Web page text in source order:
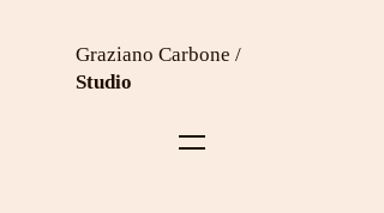
Graziano Carbone /
Studio